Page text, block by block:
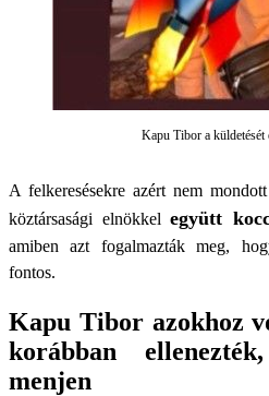
Kapu Tibor a
A felkeresésekre azért nem
köztársasági elnökkelegyütt
amiben azt fogalmazták meg,
fontos.
Kapu Tibor azokhoz
korábban
menjen